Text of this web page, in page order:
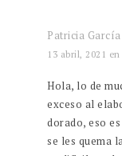
Patricia García
13 abril, 2021 en
Hola, lo de
exceso al
dorado, eso
se les quema